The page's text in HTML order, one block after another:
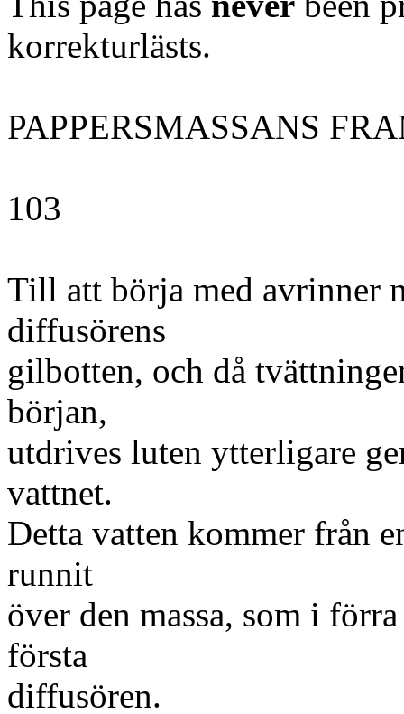
korrekturlästs.
PAPPERSMASSANS
103
Till att börja med avrinner
diffusörens
gilbotten, och då
början,
utdrives luten ytterligare
vattnet.
Detta vatten kommer från
runnit
över den massa, som i
första
diffusören.